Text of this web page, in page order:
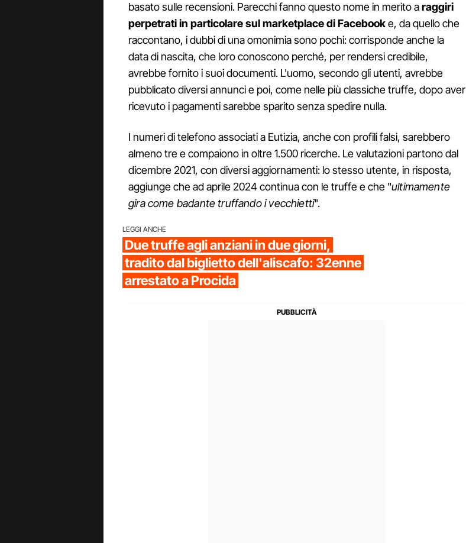
basato sulle recensioni. Parecchi fanno questo nome in merito araggiri
perpetrati in particolare sul marketplace di Facebooke, da quello che
raccontano, i dubbi di una omonimia sono pochi: corrisponde anche la
data di nascita, che loro conoscono perché, per rendersi credibile,
avrebbe fornito i suoi documenti. L'uomo, secondo gli utenti, avrebbe
pubblicato diversi annunci e poi, come nelle più classiche truffe, dopo aver
ricevuto i pagamenti sarebbe sparito senza spedire nulla.
I numeri di telefono associati a Eutizia, anche con profili falsi, sarebbero
almeno tre e compaiono in oltre 1.500 ricerche. Le valutazioni partono dal
dicembre 2021, con diversi aggiornamenti: lo stesso utente, in risposta,
aggiunge che ad aprile 2024 continua con le truffe e che "ultimamente
gira come badante truffando i vecchietti".
LEGGI ANCHE
Due truffe agli anziani in due giorni,
tradito dal biglietto dell'aliscafo: 32enne
arrestato a Procida